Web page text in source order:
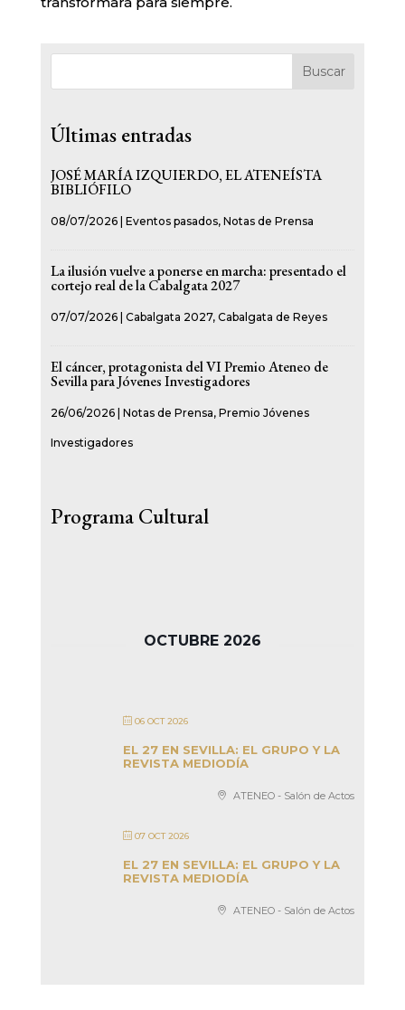
Buscar
Últimas entradas
JOSÉ MARÍA IZQUIERDO, EL ATENEÍSTA
BIBLIÓFILO
08/07/2026| Eventos pasados, Notas de Prensa
La ilusión vuelve a ponerse en marcha: presentado el
cortejo real de la Cabalgata 2027
07/07/2026| Cabalgata 2027, Cabalgata de Reyes
El cáncer, protagonista del VI Premio Ateneo de
Sevilla para Jóvenes Investigadores
26/06/2026| Notas de Prensa, Premio Jóvenes
Investigadores
Programa Cultural
OCTUBRE 2026
06 OCT 2026
EL 27 EN SEVILLA: EL GRUPO Y LA
REVISTA MEDIODÍA
ATENEO - Salón de Actos
07 OCT 2026
EL 27 EN SEVILLA: EL GRUPO Y LA
REVISTA MEDIODÍA
ATENEO - Salón de Actos